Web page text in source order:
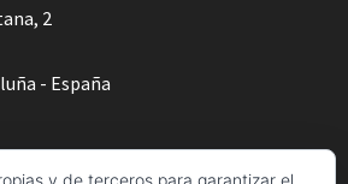
2
- España
y de terceros para garantizar el